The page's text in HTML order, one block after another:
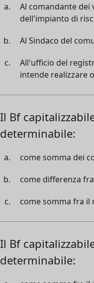
Al comandante
dell'impianto di
Al Sindaco del
All'ufficio del
intende realizzare
Il Bf
determinabile:
come somma dei
come differenza
come somma fra
Il Bf
determinabile: